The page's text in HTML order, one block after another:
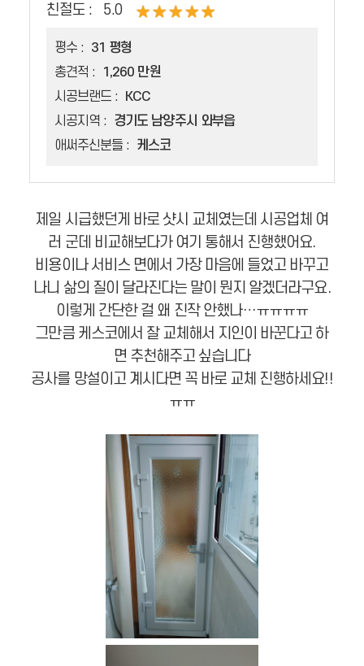
친절도 :
5.0
평수 :
31 평형
총견적 :
1,260 만원
시공브랜드 :
KCC
시공지역 :
경기도 남양주시 와부읍
애써주신분들 :
케스코
제일 시급했던게 바로 샷시 교체였는데 시공업체 여
러 군데 비교해보다가 여기 통해서 진행했어요.
비용이나 서비스 면에서 가장 마음에 들었고 바꾸고
나니 삶의 질이 달라진다는 말이 뭔지 알겠더라구요.
이렇게 간단한 걸 왜 진작 안했나…ㅠㅠㅠㅠ
그만큼 케스코에서 잘 교체해서 지인이 바꾼다고 하
면 추천해주고 싶습니다
공사를 망설이고 계시다면 꼭 바로 교체 진행하세요!!
ㅠㅠ